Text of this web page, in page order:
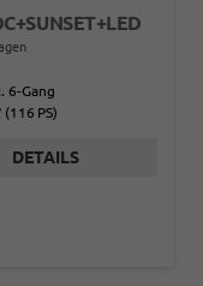
6-Gang
(116 PS)
DETAILS